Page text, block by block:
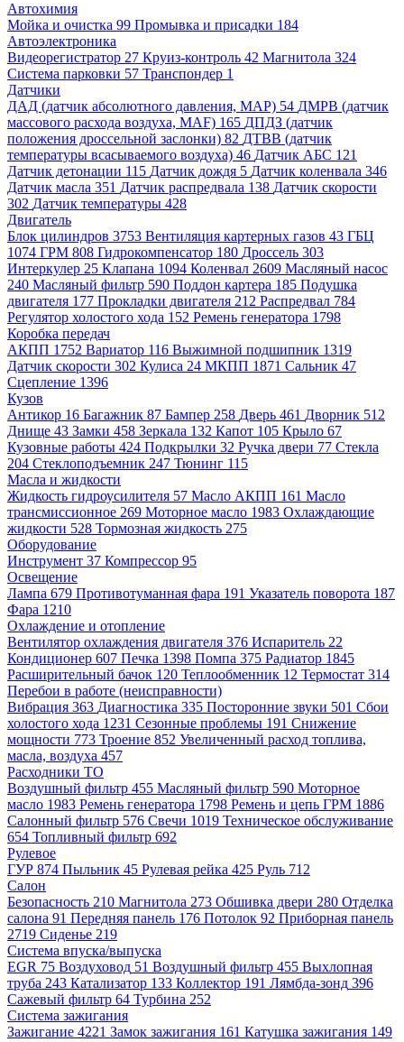
Автохимия
Мойка и очистка 99 Промывка и присадки 184
Автоэлектроника
Видеорегистратор 27 Круиз-контроль 42 Магнитола 324
Система парковки 57 Транспондер 1
Датчики
ДАД (датчик абсолютного давления, MAP) 54 ДМРВ (датчик
массового расхода воздуха, MAF) 165 ДПДЗ (датчик
положения дроссельной заслонки) 82 ДТВВ (датчик
температуры всасываемого воздуха) 46 Датчик АБС 121
Датчик детонации 115 Датчик дождя 5 Датчик коленвала 346
Датчик масла 351 Датчик распредвала 138 Датчик скорости
302 Датчик температуры 428
Двигатель
Блок цилиндров 3753 Вентиляция картерных газов 43 ГБЦ
1074 ГРМ 808 Гидрокомпенсатор 180 Дроссель 303
Интеркулер 25 Клапана 1094 Коленвал 2609 Масляный насос
240 Масляный фильтр 590 Поддон картера 185 Подушка
двигателя 177 Прокладки двигателя 212 Распредвал 784
Регулятор холостого хода 152 Ремень генератора 1798
Коробка передач
АКПП 1752 Вариатор 116 Выжимной подшипник 1319
Датчик скорости 302 Кулиса 24 МКПП 1871 Сальник 47
Сцепление 1396
Кузов
Антикор 16 Багажник 87 Бампер 258 Дверь 461 Дворник 512
Днище 43 Замки 458 Зеркала 132 Капот 105 Крыло 67
Кузовные работы 424 Подкрылки 32 Ручка двери 77 Стекла
204 Стеклоподъемник 247 Тюнинг 115
Масла и жидкости
Жидкость гидроусилителя 57 Масло АКПП 161 Масло
трансмиссионное 269 Моторное масло 1983 Охлаждающие
жидкости 528 Тормозная жидкость 275
Оборудование
Инструмент 37 Компрессор 95
Освещение
Лампа 679 Противотуманная фара 191 Указатель поворота 187
Фара 1210
Охлаждение и отопление
Вентилятор охлаждения двигателя 376 Испаритель 22
Кондиционер 607 Печка 1398 Помпа 375 Радиатор 1845
Расширительный бачок 120 Теплообменник 12 Термостат 314
Перебои в работе (неисправности)
Вибрация 363 Диагностика 335 Посторонние звуки 501 Сбои
холостого хода 1231 Сезонные проблемы 191 Снижение
мощности 773 Троение 852 Увеличенный расход топлива,
масла, воздуха 457
Расходники ТО
Воздушный фильтр 455 Масляный фильтр 590 Моторное
масло 1983 Ремень генератора 1798 Ремень и цепь ГРМ 1886
Салонный фильтр 576 Свечи 1019 Техническое обслуживание
654 Топливный фильтр 692
Рулевое
ГУР 874 Пыльник 45 Рулевая рейка 425 Руль 712
Салон
Безопасность 210 Магнитола 273 Обшивка двери 280 Отделка
салона 91 Передняя панель 176 Потолок 92 Приборная панель
2719 Сиденье 219
Система впуска/выпуска
EGR 75 Воздуховод 51 Воздушный фильтр 455 Выхлопная
труба 243 Катализатор 133 Коллектор 191 Лямбда-зонд 396
Сажевый фильтр 64 Турбина 252
Система зажигания
Зажигание 4221 Замок зажигания 161 Катушка зажигания 149